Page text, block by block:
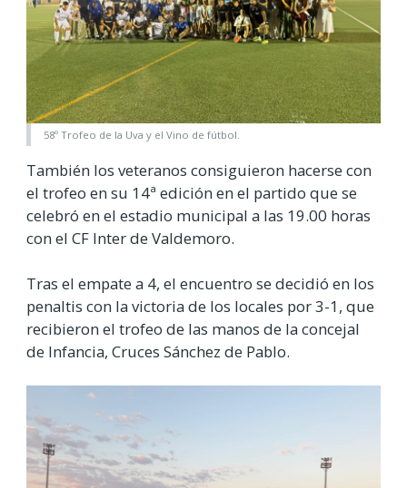
58º Trofeo de la Uva y el Vino de fútbol.
También los veteranos consiguieron hacerse con
el trofeo en su 14ª edición en el partido que se
celebró en el estadio municipal a las 19.00 horas
con el CF Inter de Valdemoro.
Tras el empate a 4, el encuentro se decidió en los
penaltis con la victoria de los locales por 3-1, que
recibieron el trofeo de las manos de la concejal
de Infancia, Cruces Sánchez de Pablo.